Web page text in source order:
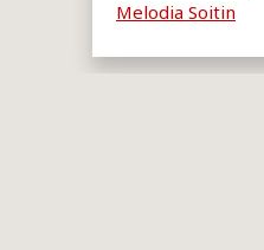
Melodia Soitin